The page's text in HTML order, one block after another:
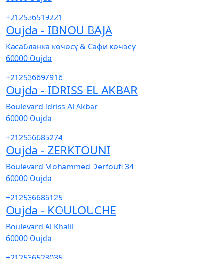
+212536519221
Oujda - IBNOU BAJA
Касабланка көчөсү & Сафи көчөсү
60000 Oujda
+212536697916
Oujda - IDRISS EL AKBAR
Boulevard Idriss Al Akbar
60000 Oujda
+212536685274
Oujda - ZERKTOUNI
Boulevard Mohammed Derfoufi 34
60000 Oujda
+212536686125
Oujda - KOULOUCHE
Boulevard Al Khalil
60000 Oujda